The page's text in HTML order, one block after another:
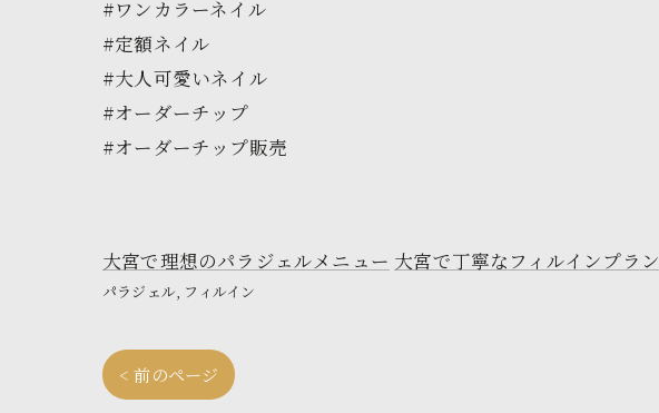
#ワンカラーネイル
#定額ネイル
#大人可愛いネイル
#オーダーチップ
#オーダーチップ販売
大宮で理想のパラジェルメニュー 大宮で丁寧なフィルインプラン
パラジェル フィルイン
< 前のページ